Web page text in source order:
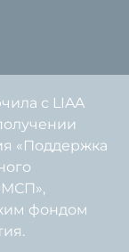
с LIAA
«Поддержка
МСП»,
фондом